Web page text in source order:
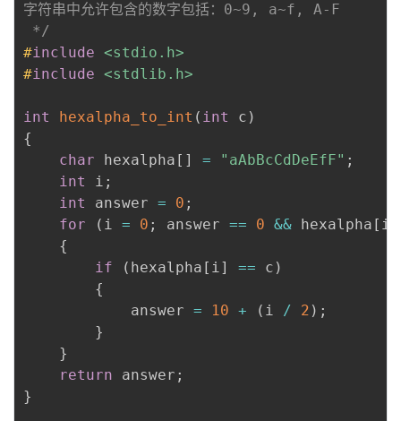
字符串中允许包含的数字包括：0~9, a~f, A-F
*/
#include <stdio.h>
#include <stdlib.h>
int hexalpha_to_int ( int c )
{
char hexalpha [ ] = "aAbBcCdDeEfF" ;
int
i ;
int
answer = 0 ;
for
( i = 0 ; answer == 0 && hexalpha [ i
{
if
( hexalpha [ i] == c )
{
            answer
= 10 + ( i / 2 ) ;
}
}
return answer ;
}